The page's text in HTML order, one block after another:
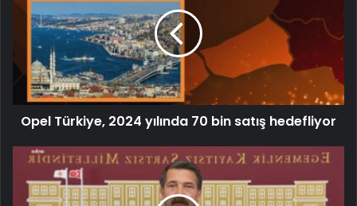
Opel Türkiye, 2024 yılında 70 bin satış hedefliyor